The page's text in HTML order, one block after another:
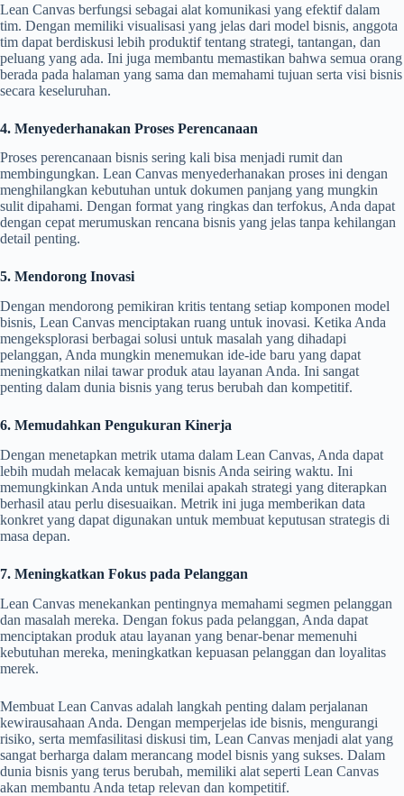
Lean Canvas berfungsi sebagai alat komunikasi yang efektif dalam
tim. Dengan memiliki visualisasi yang jelas dari model bisnis, anggota
tim dapat berdiskusi lebih produktif tentang strategi, tantangan, dan
peluang yang ada. Ini juga membantu memastikan bahwa semua orang
berada pada halaman yang sama dan memahami tujuan serta visi bisnis
secara keseluruhan.
4. Menyederhanakan Proses Perencanaan
Proses perencanaan bisnis sering kali bisa menjadi rumit dan
membingungkan. Lean Canvas menyederhanakan proses ini dengan
menghilangkan kebutuhan untuk dokumen panjang yang mungkin
sulit dipahami. Dengan format yang ringkas dan terfokus, Anda dapat
dengan cepat merumuskan rencana bisnis yang jelas tanpa kehilangan
detail penting.
5. Mendorong Inovasi
Dengan mendorong pemikiran kritis tentang setiap komponen model
bisnis, Lean Canvas menciptakan ruang untuk inovasi. Ketika Anda
mengeksplorasi berbagai solusi untuk masalah yang dihadapi
pelanggan, Anda mungkin menemukan ide-ide baru yang dapat
meningkatkan nilai tawar produk atau layanan Anda. Ini sangat
penting dalam dunia bisnis yang terus berubah dan kompetitif.
6. Memudahkan Pengukuran Kinerja
Dengan menetapkan metrik utama dalam Lean Canvas, Anda dapat
lebih mudah melacak kemajuan bisnis Anda seiring waktu. Ini
memungkinkan Anda untuk menilai apakah strategi yang diterapkan
berhasil atau perlu disesuaikan. Metrik ini juga memberikan data
konkret yang dapat digunakan untuk membuat keputusan strategis di
masa depan.
7. Meningkatkan Fokus pada Pelanggan
Lean Canvas menekankan pentingnya memahami segmen pelanggan
dan masalah mereka. Dengan fokus pada pelanggan, Anda dapat
menciptakan produk atau layanan yang benar-benar memenuhi
kebutuhan mereka, meningkatkan kepuasan pelanggan dan loyalitas
merek.
Membuat Lean Canvas adalah langkah penting dalam perjalanan
kewirausahaan Anda. Dengan memperjelas ide bisnis, mengurangi
risiko, serta memfasilitasi diskusi tim, Lean Canvas menjadi alat yang
sangat berharga dalam merancang model bisnis yang sukses. Dalam
dunia bisnis yang terus berubah, memiliki alat seperti Lean Canvas
akan membantu Anda tetap relevan dan kompetitif.